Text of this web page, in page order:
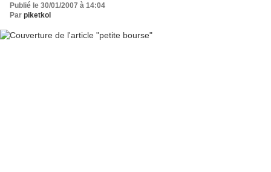
Publié le 30/01/2007 à 14:04
Par piketkol